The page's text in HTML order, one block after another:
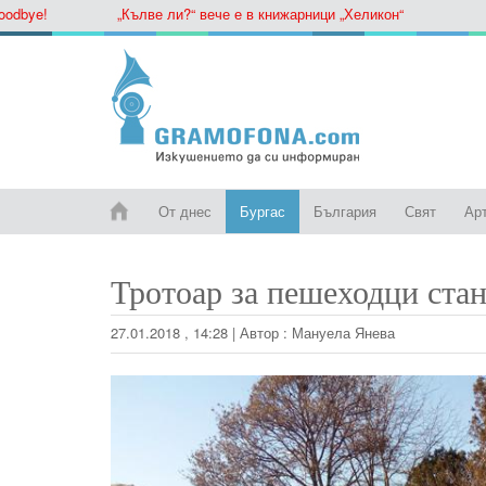
„Кълве ли?“ вече е в книжарници „Хеликон“
От днес Бургас България Свят
Тротоар за пешеходци
27.01.2018 , 14:28 | Автор : Мануела Янева